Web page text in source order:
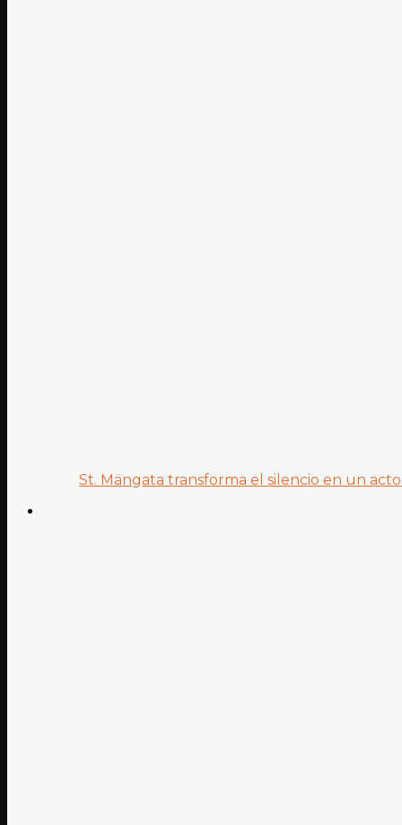
St. Mängata transforma el silencio en un